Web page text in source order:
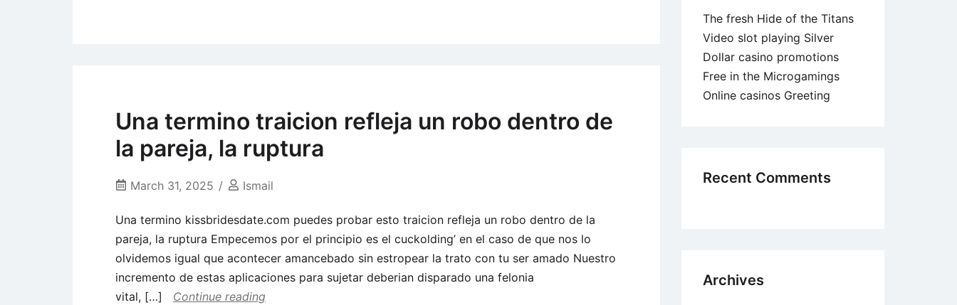
Una termino traicion refleja un robo dentro de
la pareja, la ruptura
March 31, 2025 Ismail
Una termino kissbridesdate.com puedes probar esto traicion refleja un robo dentro de la
pareja, la ruptura Empecemos por el principio es el cuckolding’ en el caso de que nos lo
olvidemos igual que acontecer amancebado sin estropear la trato con tu ser amado Nuestro
incremento de estas aplicaciones para sujetar deberian disparado una felonia
vital, […]
Continue reading
The fresh Hide of the Titans
Video slot playing Silver
Dollar casino promotions
Free in the Microgamings
Online casinos Greeting
Recent Comments
Archives